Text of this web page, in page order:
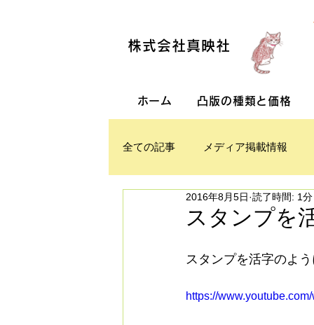
株式会社真映社
ホーム 凸版の種類と価格
全ての記事 メディア掲載情報
スタンプを
2016年8月5日 読了時間: 1分
スタンプを活字のよ
https://